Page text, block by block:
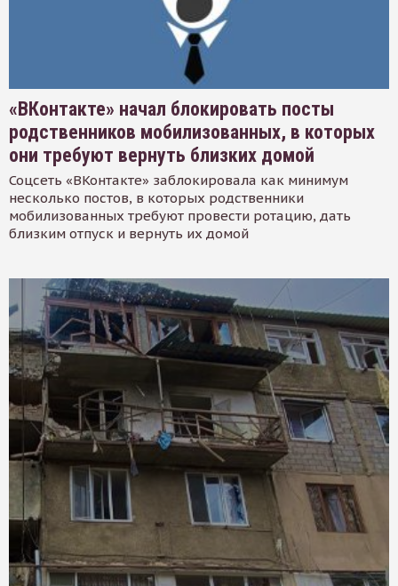
«ВКонтакте» начал блокировать посты
родственников мобилизованных, в которых
они требуют вернуть близких домой
Соцсеть «ВКонтакте» заблокировала как минимум
несколько постов, в которых родственники
мобилизованных требуют провести ротацию, дать
близким отпуск и вернуть их домой